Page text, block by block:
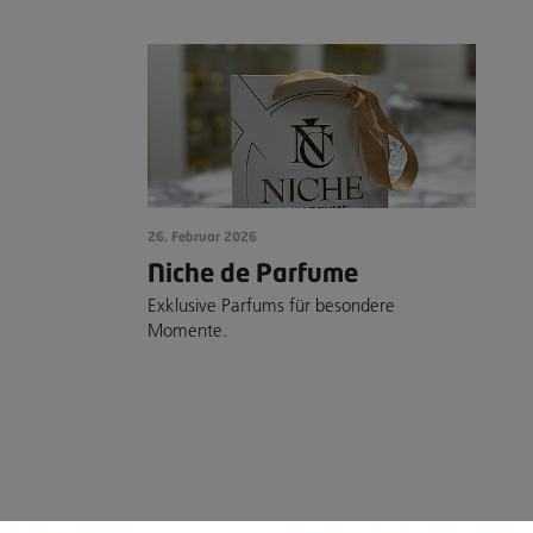
26. Februar 2026
Niche de Parfume
Exklusive Parfums für besondere
Momente.